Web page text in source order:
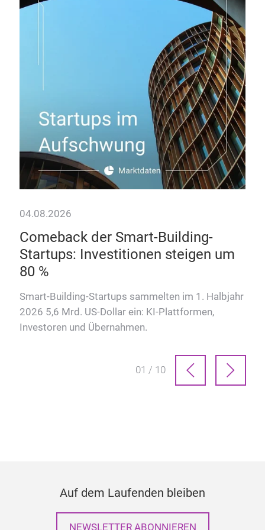
04.08.2026
Comeback der Smart-Building-
Startups: Investitionen steigen um
80 %
Smart-Building-Startups sammelten im 1. Halbjahr
2026 5,6 Mrd. US-Dollar ein: KI-Plattformen,
Investoren und Übernahmen.
01 / 10
Auf dem Laufenden bleiben
NEWSLETTER ABONNIEREN